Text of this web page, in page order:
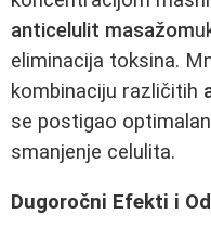
anticelulit masažom
eliminacija toksina.
kombinaciju različitih
se postigao
smanjenje celulita.
Dugoročni Efekti i